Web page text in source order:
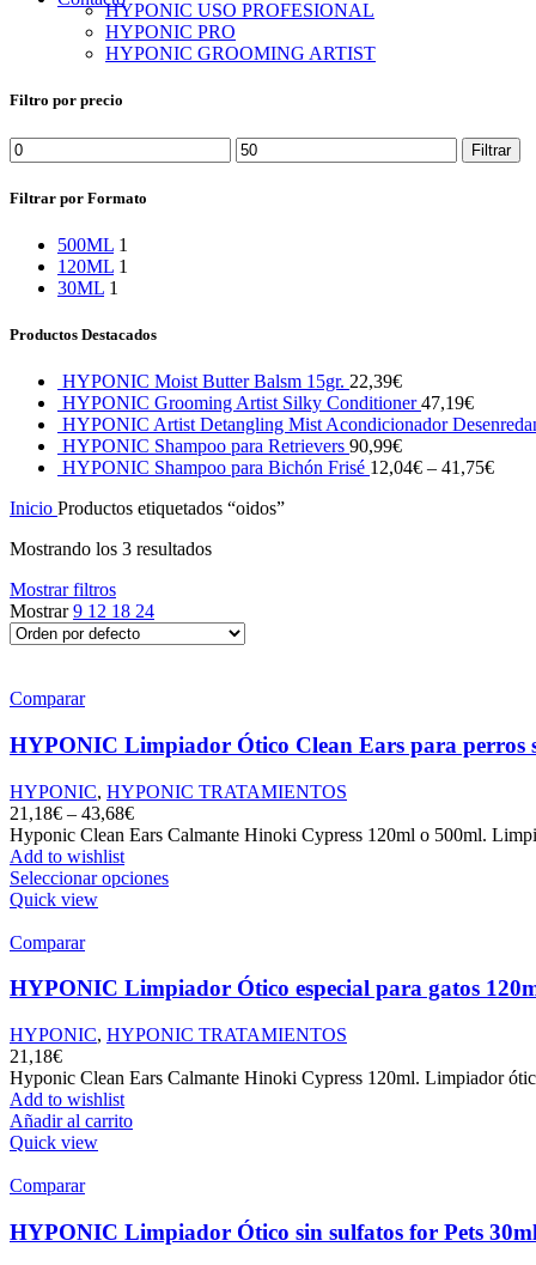
REGISTRO PROFESIONAL
HYPONIC USO PROFESIONAL
HYPONIC PRO
HYPONIC GROOMING ARTIST
Filtro por precio
Precio
mínimo
Precio
máximo
Filtrar
Filtrar por Formato
500ML 1
120ML 1
30ML 1
Productos Destacados
HYPONIC Moist Butter Balsm 15gr. 22,39€
HYPONIC Grooming Artist Silky Conditioner47,19€
HYPONIC Artist Detangling Mist Acondicionador
HYPONIC Shampoo para Retrievers 90,99€
HYPONIC Shampoo para Bichón Frisé 12,04€ – 41,75€
Inicio Productos etiquetados “oidos”
Mostrando los 3 resultados
Mostrar filtros
Mostrar9 12 18 24
Comparar
HYPONIC Limpiador Ótico Clean Ears para perros
HYPONIC, HYPONIC TRATAMIENTOS
21,18€ – 43,68€
Hyponic Clean Ears Calmante Hinoki Cypress 120ml o 500ml.
Add to wishlist
Seleccionar opciones
Quick view
Comparar
HYPONIC Limpiador Ótico especial para gatos
HYPONIC, HYPONIC TRATAMIENTOS
21,18€
Hyponic Clean Ears Calmante Hinoki Cypress 120ml. Limpiador
Add to wishlist
Añadir al carrito
Quick view
Comparar
HYPONIC Limpiador Ótico sin sulfatos for Pets 30ml